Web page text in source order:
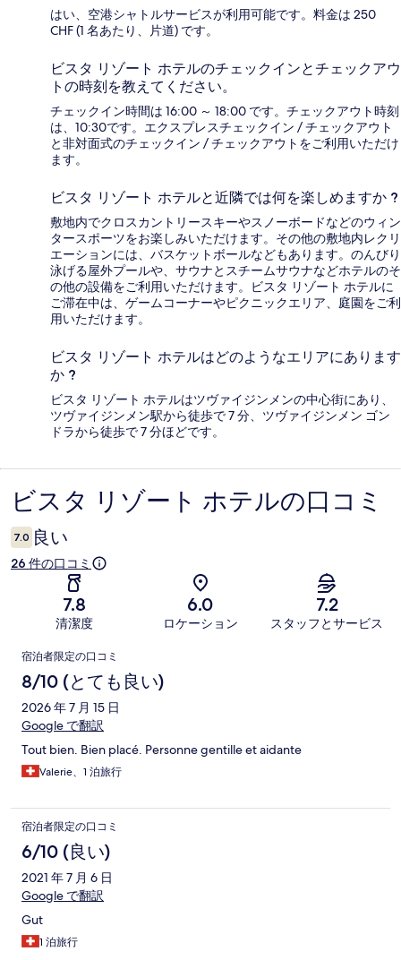
はい、空港シャトルサービスが利用可能です。料金は 250
CHF (1 名あたり、片道) です。
ビスタ リゾート ホテルのチェックインとチェックアウ
トの時刻を教えてください。
チェックイン時間は 16:00 ～ 18:00 です。チェックアウト時刻
は、10:30です。エクスプレスチェックイン / チェックアウト
と非対面式のチェックイン / チェックアウトをご利用いただけ
ます。
ビスタ リゾート ホテルと近隣では何を楽しめますか ?
敷地内でクロスカントリースキーやスノーボードなどのウィン
タースポーツをお楽しみいただけます。その他の敷地内レクリ
エーションには、バスケットボールなどもあります。のんびり
泳げる屋外プールや、サウナとスチームサウナなどホテルのそ
の他の設備をご利用いただけます。ビスタ リゾート ホテルに
ご滞在中は、ゲームコーナーやピクニックエリア、庭園をご利
用いただけます。
ビスタ リゾート ホテルはどのようなエリアにあります
か ?
ビスタ リゾート ホテルはツヴァイジンメンの中心街にあり、
ツヴァイジンメン駅から徒歩で 7 分、ツヴァイジンメン ゴン
ドラから徒歩で 7 分ほどです。
口
コ
ミ
ビスタ リゾート ホテルの口コミ
7.0 良い
26 件の口コミ
7.8
清潔度
6.0
ロケーション
7.2
スタッフとサービス
口
コ
ミ
宿泊者限定の口コミ
8/10 (とても良い)
2026 年 7 月 15 日
Google で翻訳
Tout bien. Bien placé. Personne gentille et aidante
Valerie、1 泊旅行
宿泊者限定の口コミ
6/10 (良い)
2021 年 7 月 6 日
Google で翻訳
Gut
1 泊旅行